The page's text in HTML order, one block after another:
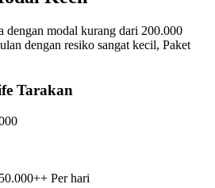
dengan modal kurang dari 200.000
dengan resiko sangat kecil, Paket
Tarakan
Per hari